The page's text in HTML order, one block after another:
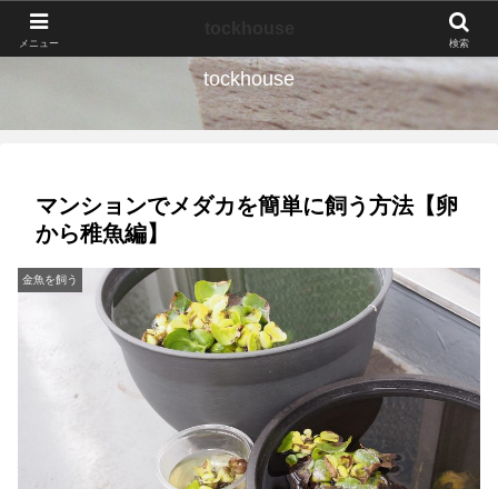
tockhouse
マンションでメダカを簡単に飼う方法【卵
から稚魚編】
金魚を飼う
メニュー 検索